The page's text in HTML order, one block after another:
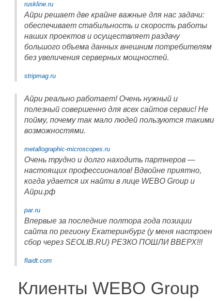
ruskline.ru
Айри решает две крайне важные для нас задачи:
обеспечивает стабильность и скорость работы
наших проектов и осуществляет раздачу
большого объема данных внешним потребителям
без увеличения серверных мощностей.
stripmag.ru
Айри реально работает! Очень нужный и
полезный совершенно для всех сайтов сервис! Не
пойму, почему так мало людей пользуются такими
возможностями.
metallographic-microscopes.ru
Очень трудно и долго находить партнеров —
настоящих профессионалов! Вдвойне приятно,
когда удается их найти в лице WEBO Group и
Айри.рф
par.ru
Впервые за последние полтора года позиции
сайта по региону Екатеринбург (у меня настроен
сбор через SEOLIB.RU) РЕЗКО ПОШЛИ ВВЕРХ!!!
flaidt.com
Клиенты WEBO Group